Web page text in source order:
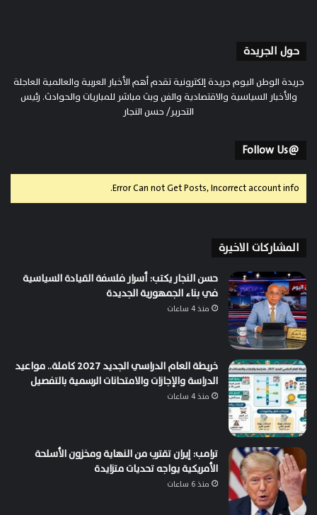
حول الجريدة
جريدة الوطن اليوم جريدة إلكترونية تقدم أهم الأخبار العربية والعالمية العاجلة
والأخبار السياسية والاقتصادية والفن وبث مباشر للمباريات والحوادث. رئيس
التحرير/ حسن النجار
@Follow Us
Error Can not Get Posts, Incorrect account info.
المشاركات الاخيرة
حسن النجار يكتب: أسرار فلسفة القيادة السياسية
في بناء الجمهورية الجديدة
منذ 4 ساعات
خريطة العام الدراسي الجديد 2027 كاملة.. مواعيد
الدراسة والإجازات والامتحانات الرسمية بالتفصيل
منذ 4 ساعات
ترامب: إيران تقترب من النهاية ومخزون الأسلحة
الأمريكية يواجه تحديات متزايدة
منذ 6 ساعات